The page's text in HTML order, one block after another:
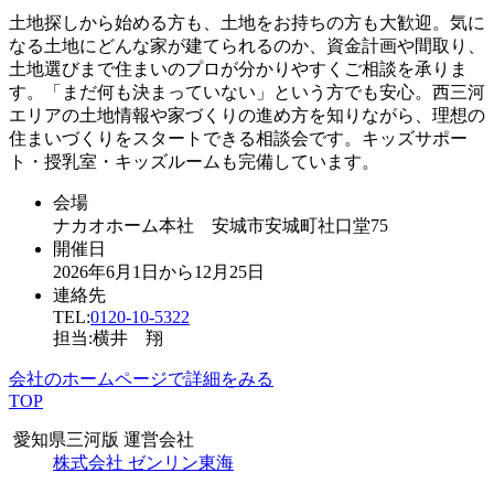
土地探しから始める方も、土地をお持ちの方も大歓迎。気に
なる土地にどんな家が建てられるのか、資金計画や間取り、
土地選びまで住まいのプロが分かりやすくご相談を承りま
す。「まだ何も決まっていない」という方でも安心。西三河
エリアの土地情報や家づくりの進め方を知りながら、理想の
住まいづくりをスタートできる相談会です。キッズサポー
ト・授乳室・キッズルームも完備しています。
会場
ナカオホーム本社 安城市安城町社口堂75
開催日
2026年6月1日から12月25日
連絡先
TEL:0120-10-5322
担当:横井 翔
会社のホームページで詳細をみる
TOP
愛知県三河版 運営会社
株式会社 ゼンリン東海